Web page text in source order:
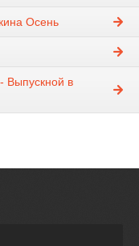
Осень
Выпускной в